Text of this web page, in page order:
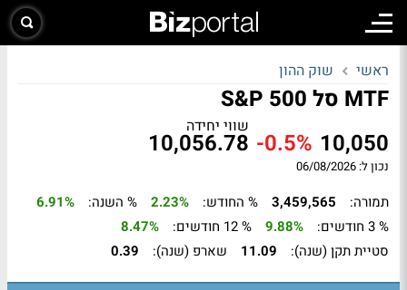
ראשי שוק ההון
MTF סל S&P 500
10,050
-0.5%
שווי יחידה
10,056.78
נכון ל: 06/08/2026
תמורה: 3,459,565 % החודש: 2.23% % השנה:
6.91%
% 3 חודשים:
9.88% % 12 חודשים:
8.47%
סטיית תקן (שנה):
11.09 שארפ (שנה): 0.39